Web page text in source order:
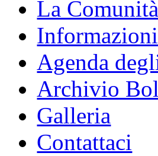
La Comunità
Informazioni
Agenda
Archivio
Galleria
Contattaci